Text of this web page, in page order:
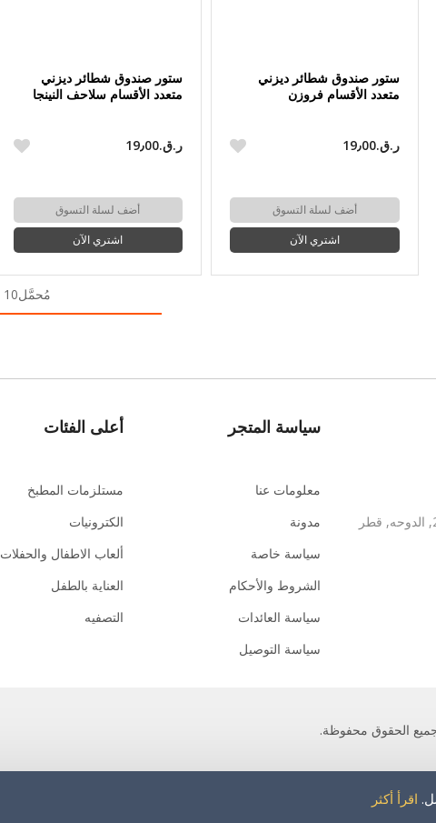
اقرأ أكثر
ستور صندوق شطائر ديزني
متعدد الأقسام فروزن
ر.ق.‏19٫00
أضف لسلة التسوق
اشتري الآن
ستور صندوق شطائر ديزني
متعدد الأقسام سلاحف النينجا
ر.ق.‏19٫00
أضف لسلة التسوق
اشتري الآن
مُحمَّل10 of 10 أغراض
سياسة المتجر
معلومات عنا
مدونة
سياسة خاصة
الشروط والأحكام
سياسة العائدات
سياسة التوصيل
أعلى الفئات
مستلزمات المطبخ
الكترونيات
ألعاب الاطفال والحفلات
العناية بالطفل
التصفيه